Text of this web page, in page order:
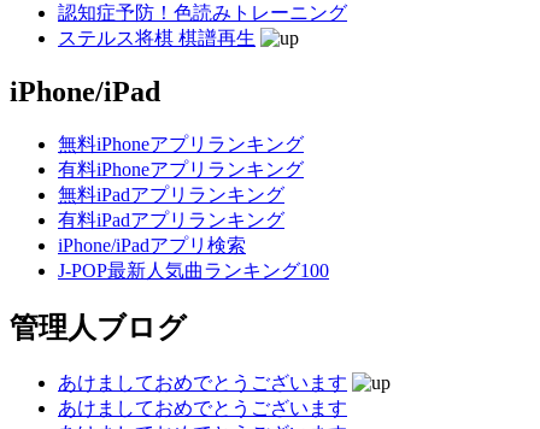
認知症予防！色読みトレーニング
ステルス将棋 棋譜再生
iPhone/iPad
無料iPhoneアプリランキング
有料iPhoneアプリランキング
無料iPadアプリランキング
有料iPadアプリランキング
iPhone/iPadアプリ検索
J-POP最新人気曲ランキング100
管理人ブログ
あけましておめでとうございます
あけましておめでとうございます